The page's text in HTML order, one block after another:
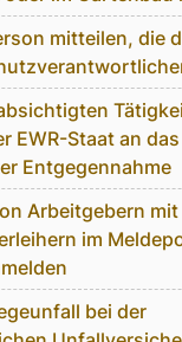
mitteilen, die
EWR-Staat an das
Entgegennahme
Arbeitgebern mit
im
bei der